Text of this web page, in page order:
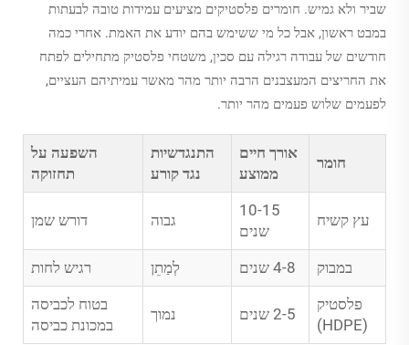
שביר ולא גמיש. חומרים פלסטיקים מציעים עמידות טובה לבעתות
במבט ראשון, אבל כל מי ששימש בהם יודע את האמת. אחרי כמה
חודשים של עבודה רגילה עם סכין, משטחי פלסטיק מתחילים לפתח
את החריצים המעצבנים הרבה יותר מהר מאשר עמיתיהם העציים,
לפעמים שלוש פעמים מהר יותר.
חומר
אורך חיים
ממוצע
התנגדשיות
נגד קורע
השפעה על
תחזוקה
עץ קשיח
10-15
שנים
גבוה דורש שמן
במבוק 4-8 שנים לְמַתֵן
רגיש לחות
פלסטיק
(HDPE)
2-5 שנים נמוך
בטוח לכביסה
במכונת כביסה